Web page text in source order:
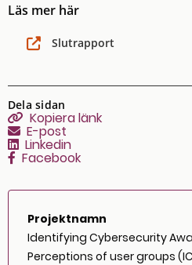
Läs mer här
Slutrapport
Dela sidan
Kopiera sidans länk
Kopiera länk
E-post
Linkedin
Facebook
Projektnamn
Identifying Cybersecurity
Perceptions of user groups